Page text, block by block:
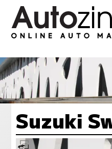
Suzuki